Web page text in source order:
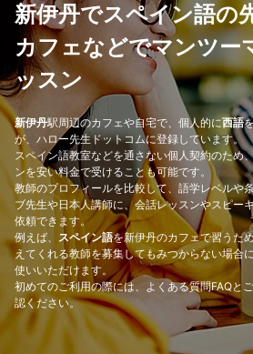
新伊丹でスペイン語の
カフェなどでマンツー
ッスン
新伊丹駅周辺のカフェや自宅で、個人的に西語
が、ハロー先生ドットコムに登録しています。
スペイン語教室などを通さない個人契約のため
ンを安い料金で受けることも可能です。
教師のプロフィールを比較して、語学レベルや
ブ先生や日本人講師に、会話レッスンやスピー
依頼できます。
例えば、 スペイン語を新伊丹のカフェで習うた
えてくれる教師を募集してもみつからない場合
使いいただけます。
初めてのご利用の際には、 よくある質問FAQと
認ください。